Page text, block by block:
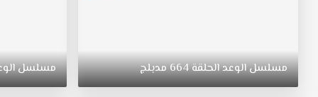
مسلسلالوعدالحلقة664مدبلج مسلسل